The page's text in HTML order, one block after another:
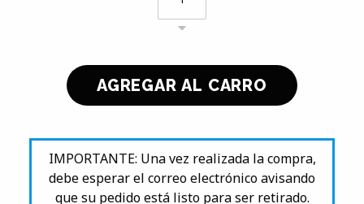
IMPORTANTE: Una vez realizada la compra,
debe esperar el correo electrónico avisando
que su pedido está listo para ser retirado.